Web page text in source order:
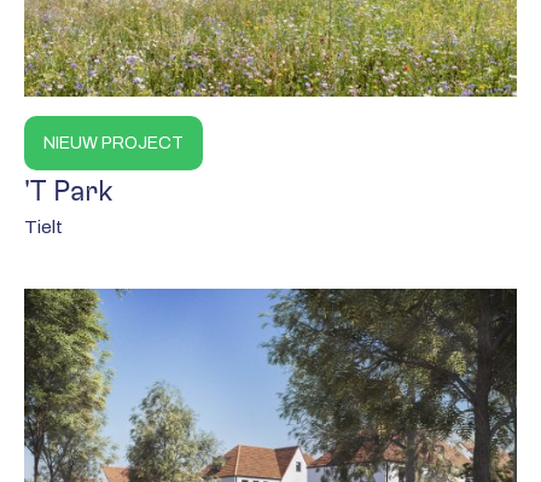
NIEUW PROJECT
'T Park
Tielt